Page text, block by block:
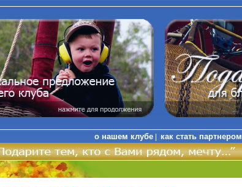
о нашем клубе как стать партнером